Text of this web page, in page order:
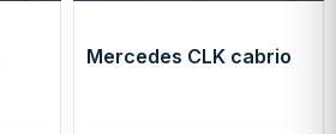
Mercedes CLK cabrio